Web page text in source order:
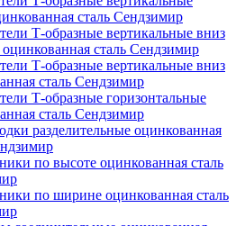
сталь Сендзимир
Т-образные вертикальные вниз
сталь Сендзимир
Т-образные вертикальные вниз
сталь Сендзимир
Т-образные горизонтальные
сталь Сендзимир
разделительные оцинкованная
по высоте оцинкованная сталь
по ширине оцинкованная сталь